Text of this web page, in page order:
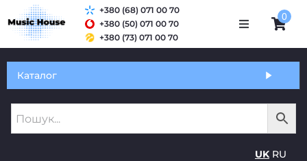
Оплата і доставка
+380 (68) 071 00 70
+380 (50) 071 00 70
+380 (73) 071 00 70
0
Каталог
UK RU